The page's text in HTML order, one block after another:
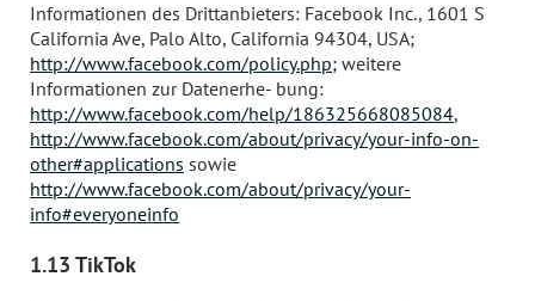
Informationen des Drittanbieters: Facebook Inc., 1601 S
California Ave, Palo Alto, California 94304, USA;
http://www.facebook.com/policy.php; weitere
Informationen zur Datenerhe- bung:
http://www.facebook.com/help/186325668085084,
http://www.facebook.com/about/privacy/your-info-on-
other#applications sowie
http://www.facebook.com/about/privacy/your-
info#everyoneinfo
1.13 TikTok